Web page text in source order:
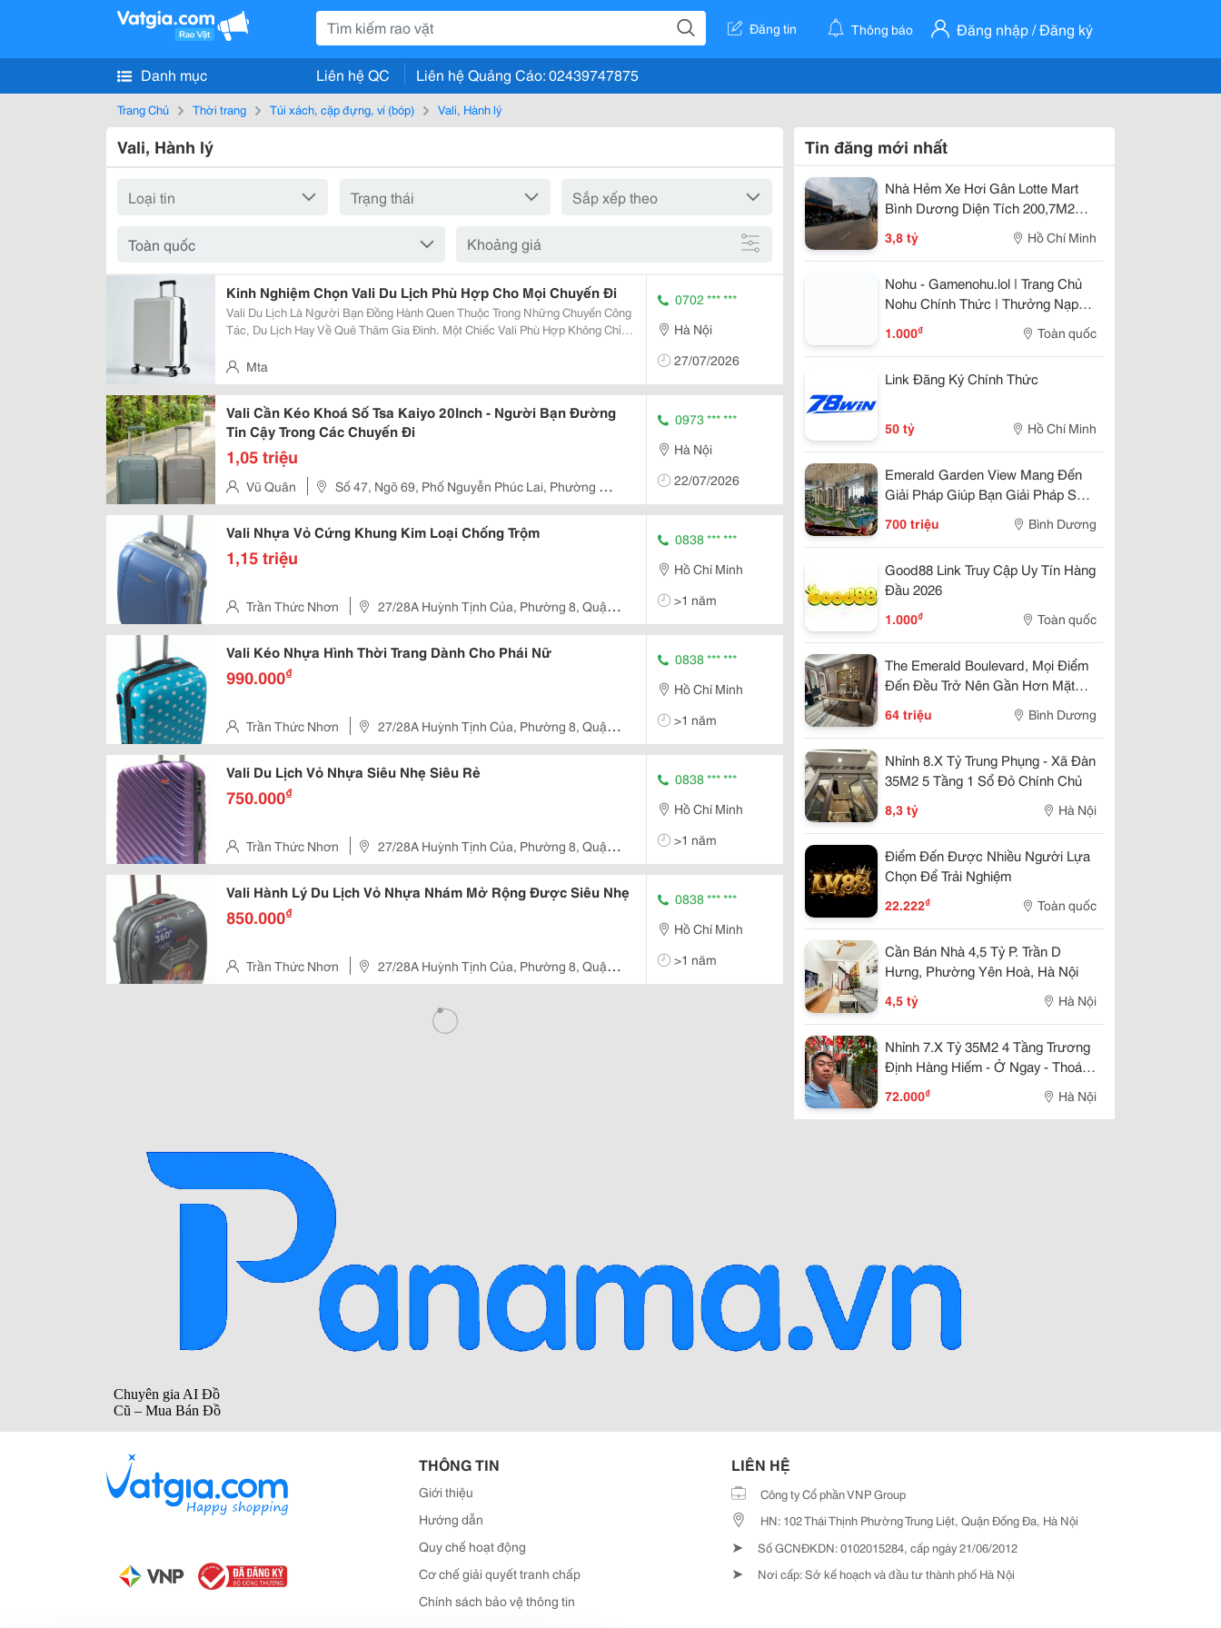
Đăng tin Thông báo Đăng nhập / Đăng ký
Danh mục Liên hệ QC Liên hệ Quảng Cáo: 02439747875
Trang Chủ Thời trang Túi xách, cặp đựng, ví (bóp) Vali, Hành lý
Vali, Hành lý
Khoảng giá
Kinh Nghiệm Chọn Vali Du Lịch Phù Hợp Cho Mọi Chuyến Đi
Vali Du Lịch Là Người Bạn Đồng Hành Quen Thuộc Trong Những Chuyến Công
Tác, Du Lịch Hay Về Quê Thăm Gia Đình. Một Chiếc Vali Phù Hợp Không Chỉ
Suốt Quá Trình Di Chuyển. Tuy Nhiên,...
Mta
0702 *** ***
Hà Nội
27/07/2026
Vali Cần Kéo Khoá Số Tsa Kaiyo 20Inch - Người Bạn Đường
Tin Cậy Trong Các Chuyến Đi
1,05 triệu
Vũ Quân
Số 47, Ngõ 69, Phố Nguyễn Phúc Lai, Phường Ô
Chợ Dừa, Quận Đống Đa, Thành Phố Hà Nội
0973 *** ***
Hà Nội
22/07/2026
Vali Nhựa Vỏ Cứng Khung Kim Loại Chống Trộm
1,15 triệu
Trần Thức Nhơn
27/28A Huỳnh Tịnh Của, Phường 8, Quận
3, Hồ Chí Minh, Vietnam
0838 *** ***
Hồ Chí Minh
>1 năm
Vali Kéo Nhựa Hình Thời Trang Dành Cho Phái Nữ
990.000₫
Trần Thức Nhơn
27/28A Huỳnh Tịnh Của, Phường 8, Quận
3, Hồ Chí Minh, Vietnam
0838 *** ***
Hồ Chí Minh
>1 năm
Vali Du Lịch Vỏ Nhựa Siêu Nhẹ Siêu Rẻ
750.000₫
Trần Thức Nhơn
27/28A Huỳnh Tịnh Của, Phường 8, Quận
3, Hồ Chí Minh, Vietnam
0838 *** ***
Hồ Chí Minh
>1 năm
Vali Hành Lý Du Lịch Vỏ Nhựa Nhám Mở Rộng Được Siêu Nhẹ
850.000₫
Trần Thức Nhơn
27/28A Huỳnh Tịnh Của, Phường 8, Quận
3, Hồ Chí Minh, Vietnam
0838 *** ***
Hồ Chí Minh
>1 năm
Tin đăng mới nhất
Nhà Hẻm Xe Hơi Gân Lotte Mart
Bình Dương Diện Tích 200,7M2
3,8 tỷ Hồ Chí Minh
Nohu - Gamenohu.lol | Trang Chủ
Nohu Chính Thức | Thưởng Nạp
1.000₫ Toàn quốc
Link Đăng Ký Chính Thức
50 tỷ Hồ Chí Minh
Emerald Garden View Mang Đến
Giải Pháp Giúp Bạn Giải Pháp Sở
700 triệu Bình Dương
Good88 Link Truy Cập Uy Tín Hàng
Đầu 2026
1.000₫ Toàn quốc
The Emerald Boulevard, Mọi Điểm
Đến Đều Trở Nên Gần Hơn Mặt
64 triệu Bình Dương
Nhỉnh 8.X Tỷ Trung Phụng - Xã Đàn
35M2 5 Tầng 1 Sổ Đỏ Chính Chủ
8,3 tỷ Hà Nội
Điểm Đến Được Nhiều Người Lựa
Chọn Để Trải Nghiệm
22.222₫ Toàn quốc
Cần Bán Nhà 4,5 Tỷ P. Trần D
Hưng, Phường Yên Hoà, Hà Nội
4,5 tỷ Hà Nội
Nhỉnh 7.X Tỷ 35M2 4 Tầng Trương
Định Hàng Hiếm - Ở Ngay - Thoáng
Trước Sau. Sổ Đỏ Cất Két
72.000₫ Hà Nội
THÔNG TIN
Giới thiệu
Hướng dẫn
Quy chế hoạt động
Cơ chế giải quyết tranh chấp
Chính sách bảo vệ thông tin
LIÊN HỆ
Công ty Cổ phần VNP Group
HN: 102 Thái Thịnh Phường Trung Liệt, Quận Đống Đa, Hà Nội
➤ Số GCNĐKDN: 0102015284, cấp ngày 21/06/2012
➤ Nơi cấp: Sở kế hoạch và đầu tư thành phố Hà Nội